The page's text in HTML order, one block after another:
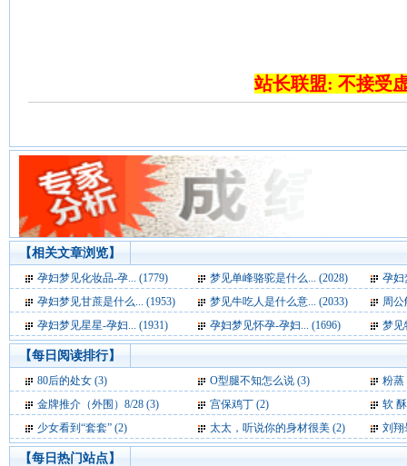
站长联盟: 不接受
【相关文章浏览】
孕妇梦见化妆品-孕... (1779) 梦见单峰骆驼是什么... (2028)
孕妇
孕妇梦见甘蔗是什么... (1953)
梦见牛吃人是什么意... (2033)
周公
孕妇梦见星星-孕妇... (1931)
孕妇梦见怀孕-孕妇... (1696) 梦见
【每日阅读排行】
80后的处女 (3) O型腿不知怎么说 (3)
粉蒸
金牌推介（外围）8/28 (3)
宫保鸡丁 (2)
软
少女看到“套套” (2)
太太，听说你的身材很美 (2) 刘翔
【每日热门站点】